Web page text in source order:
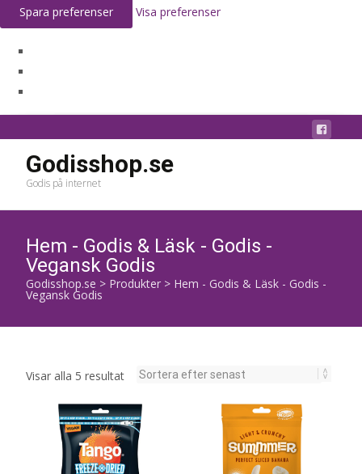
Spara preferenser Visa preferenser
Godisshop.se
Godis på internet
Hem - Godis & Läsk - Godis -
Vegansk Godis
Godisshop.se > Produkter > Hem - Godis & Läsk - Godis -
Vegansk Godis
Visar alla 5 resultatSortera
senaste